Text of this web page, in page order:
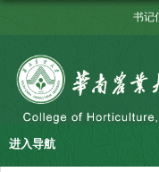
书记
进入导航